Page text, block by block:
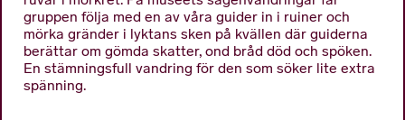
gruppen följa med en av våra guider in i ruiner och
mörka gränder i lyktans sken på kvällen där guiderna
berättar om gömda skatter, ond bråd död och spöken.
En stämningsfull vandring för den som söker lite extra
spänning.